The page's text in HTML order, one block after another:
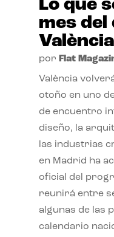
Lo que
mes del
València
por Flat
València
otoño en uno
de encuentro
diseño, la
las industrias
en Madrid ha
oficial del
reunirá entre
algunas de las
calendario